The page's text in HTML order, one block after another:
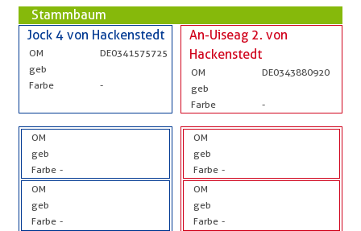
Stammbaum
Jock 4 von Hackenstedt
OM
DE0341575725
geb
Farbe
-
An-Uiseag 2. von
Hackenstedt
OM
DE0343880920
geb
Farbe
-
OM
geb
Farbe -
OM
geb
Farbe -
OM
geb
Farbe -
OM
geb
Farbe -